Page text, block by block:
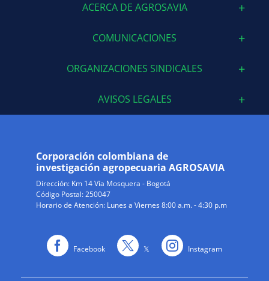
ACERCA DE AGROSAVIA
COMUNICACIONES
ORGANIZACIONES SINDICALES
AVISOS LEGALES
Corporación colombiana de
investigación agropecuaria AGROSAVIA
Dirección: Km 14 Vía Mosquera - Bogotá
Código Postal: 250047
Horario de Atención: Lunes a Viernes 8:00 a.m. - 4:30 p.m
Facebook 𝕏 Instagram